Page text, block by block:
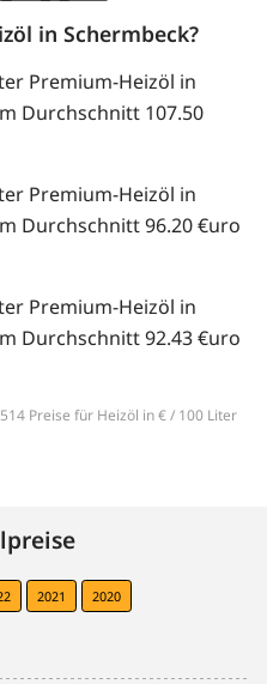
in Schermbeck?
Premium-Heizöl in
Durchschnitt 107.50
Premium-Heizöl in
Durchschnitt 96.20 €uro
Premium-Heizöl in
Durchschnitt 92.43 €uro
Preise für Heizöl in € / 100 Liter
2021
2020